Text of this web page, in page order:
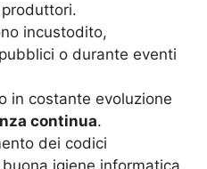
incustodito,
o durante eventi
in costante evoluzione
continua.
dei codici